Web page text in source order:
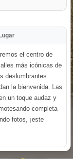
el centro de
más icónicas de
deslumbrantes
la bienvenida. Las
un toque audaz y
completa
fotos, ¡este